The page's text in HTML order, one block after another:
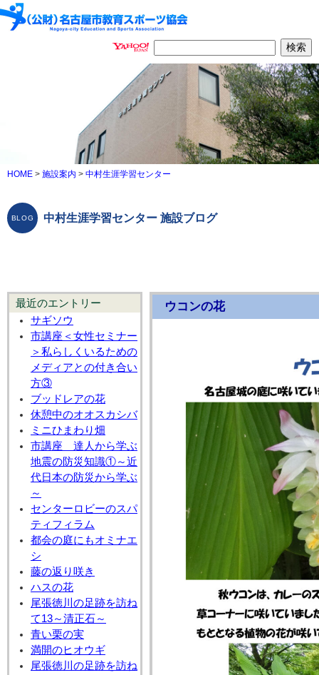
HOME > 施設案内 > 中村生涯学習センター
中村生涯学習センター 施設ブログ
最近のエントリー
サギソウ
市講座＜女性セミナー
＞私らしくいるための
メディアとの付き合い
方③
ブッドレアの花
休憩中のオオスカシバ
ミニひまわり畑
市講座 達人から学ぶ
地震の防災知識①～近
代日本の防災から学ぶ
～
センターロビーのスパ
ティフィラム
都会の庭にもオミナエ
シ
藤の返り咲き
ハスの花
尾張徳川の足跡を訪ね
て13～清正石～
青い栗の実
満開のヒオウギ
尾張徳川の足跡を訪ね
ウコンの花